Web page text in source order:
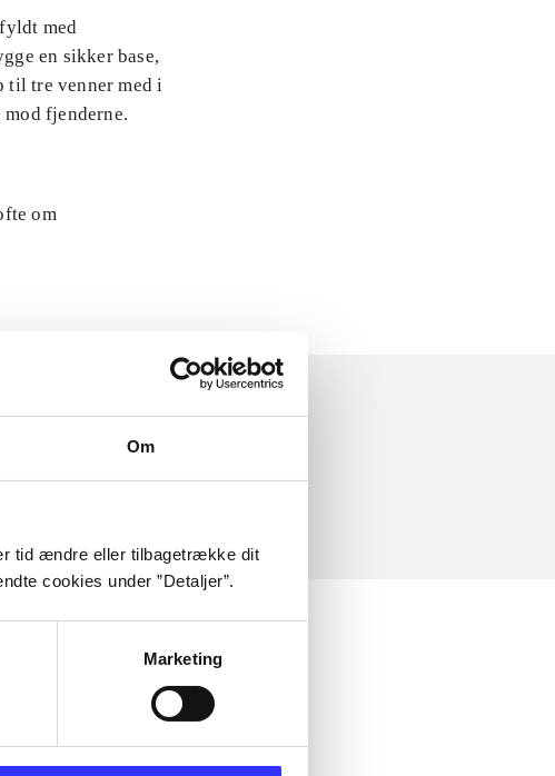
Om
tid ændre eller tilbagetrække dit
cookies under ”Detaljer”.
Marketing
med
en sikker base,
til tre venner med i
fjenderne.
om